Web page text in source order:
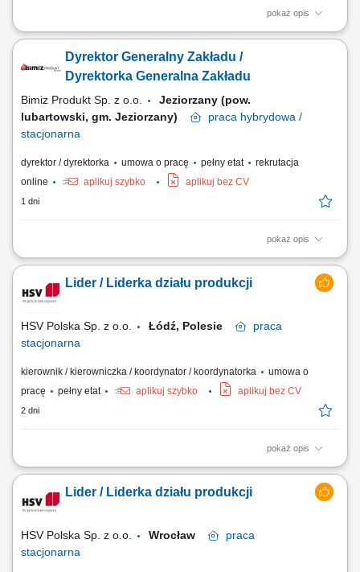
pokaż opis
Opis stanowiska: Planowanie oraz bieżące nadzorowanie realizacji
produkcyjno-logistycznego (10–20 osób) oraz wsparcie w codziennych
zadaniach operacyjnych. Kontrola realizacji planów produkcyjnych,
Dyrektor Generalny Zakładu /
Dyrektorka Generalna Zakładu
Bimiz Produkt Sp. z o.o.
Jeziorzany (pow.
lubartowski, gm. Jeziorzany)
praca hybrydowa /
stacjonarna
dyrektor / dyrektorka umowa o pracę pełny etat
rekrutacja
online
aplikuj szybko aplikuj bez CV
1 dni
pokaż opis
Kompleksowe kierowanie działalnością zakładu oraz koordynacja
produkcyjnych, handlowych i finansowych. Zarządzanie zespołami oraz
rozwijanie kultury organizacyjnej opartej na współpracy i
Lider / Liderka działu produkcji
HSV Polska Sp. z o.o. Łódź, Polesie
praca
stacjonarna
kierownik / kierowniczka / koordynator / koordynatorka
umowa o
pracę
pełny etat aplikuj szybko aplikuj bez CV
2 dni
pokaż opis
Opis stanowiska: zapewnienie ciągłości oraz prawidłowego
standardami; nadzór nad pracą maszyn i urządzeń oraz dbanie o
ciągłość produkcji; bezpośredni nadzór nad pracami produkcyjnymi,
Lider / Liderka działu produkcji
HSV Polska Sp. z o.o. Wrocław
praca
stacjonarna